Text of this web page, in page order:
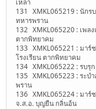
เหลา
131 XMKL065219 : นักร
ทหารพราน
132 XMKL065220 : เพล
ตากพิทยาคม
133 XMKL065221 : มาร์
โรงเรียน ตากพิทยาคม
134 XMKL065222 : รบรุ
135 XMKL065223 : ระบ
พราน
136 XMKL065224 : มาร์
จ.ส.อ. บุญยืน กลิ่นอ้น